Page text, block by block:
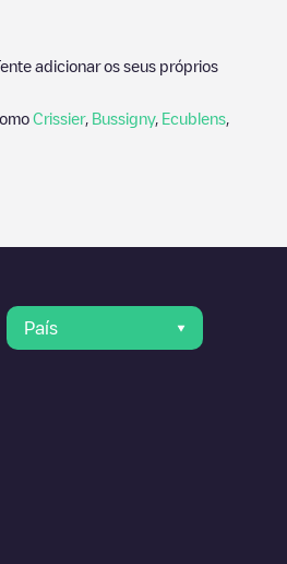
adicionar os seus próprios
Crissier, Bussigny, Ecublens
País